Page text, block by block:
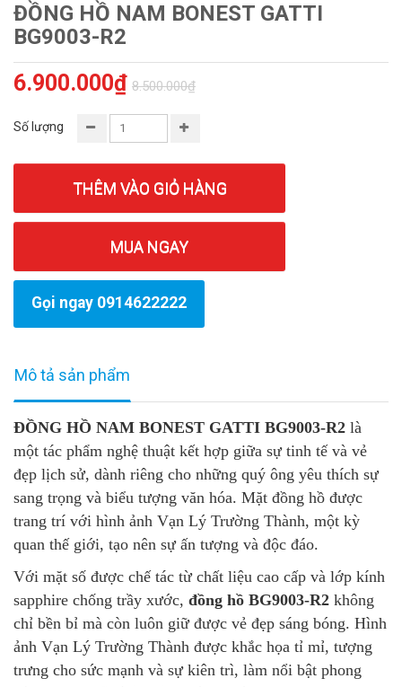
ĐỒNG HỒ NAM BONEST GATTI
BG9003-R2
6.900.000₫ 8.500.000₫
Số lượng
THÊM VÀO GIỎ HÀNG
MUA NGAY
Gọi ngay 0914622222
Mô tả sản phẩm
ĐỒNG HỒ NAM BONEST GATTI BG9003-R2 là
một tác phẩm nghệ thuật kết hợp giữa sự tinh tế và vẻ
đẹp lịch sử, dành riêng cho những quý ông yêu thích sự
sang trọng và biểu tượng văn hóa. Mặt đồng hồ được
trang trí với hình ảnh Vạn Lý Trường Thành, một kỳ
quan thế giới, tạo nên sự ấn tượng và độc đáo.
Với mặt số được chế tác từ chất liệu cao cấp và lớp kính
sapphire chống trầy xước, đồng hồ BG9003-R2 không
chỉ bền bỉ mà còn luôn giữ được vẻ đẹp sáng bóng. Hình
ảnh Vạn Lý Trường Thành được khắc họa tỉ mỉ, tượng
trưng cho sức mạnh và sự kiên trì, làm nổi bật phong